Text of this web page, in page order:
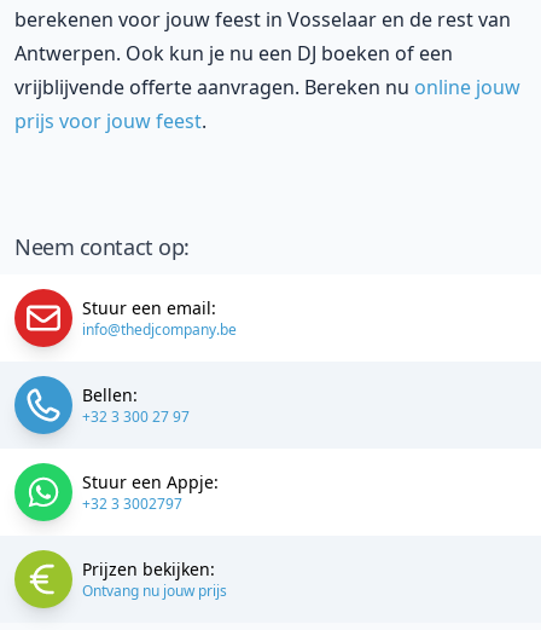
berekenen voor jouw feest in Vosselaar en de rest van
Antwerpen. Ook kun je nu een DJ boeken of een
vrijblijvende offerte aanvragen. Bereken nu online jouw
prijs voor jouw feest.
Neem contact op:
Stuur een email:
info@thedjcompany.be
Bellen:
+32 3 300 27 97
Stuur een Appje:
+32 3 3002797
Prijzen bekijken:
Ontvang nu jouw prijs